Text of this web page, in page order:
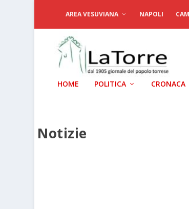
AREA VESUVIANA NAPOLI
HOME POLITICA CRONACA
Notizie